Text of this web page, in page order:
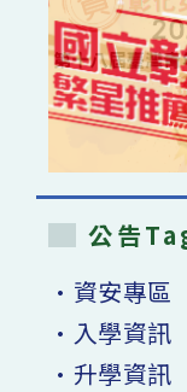
公告
•資安專區
•入學資訊
•升學資訊